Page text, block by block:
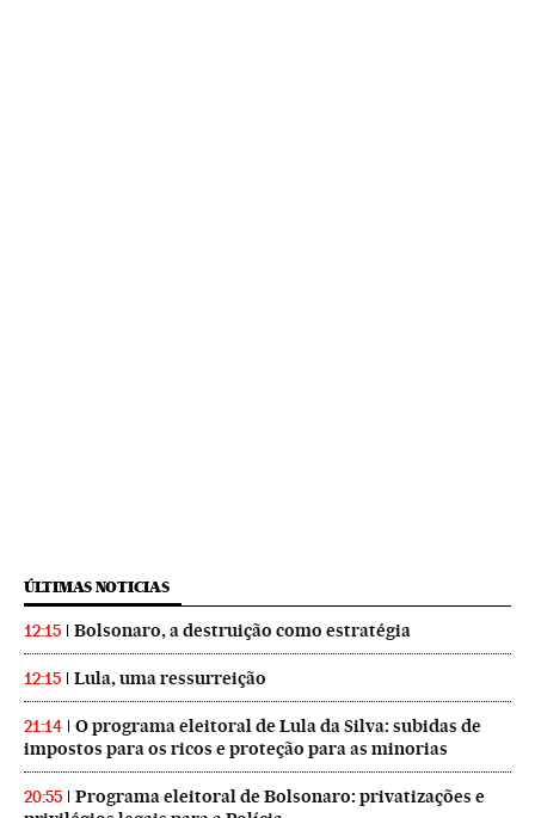
ÚLTIMAS NOTICIAS
12:15 Bolsonaro, a destruição como estratégia
12:15 Lula, uma ressurreição
21:14
O programa eleitoral de Lula da Silva: subidas de
impostos para os ricos e proteção para as minorias
20:55
Programa eleitoral de Bolsonaro: privatizações e